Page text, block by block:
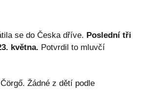
se do Česka dříve. Poslední tři
května. Potvrdil to mluvčí
Žádné z dětí podle